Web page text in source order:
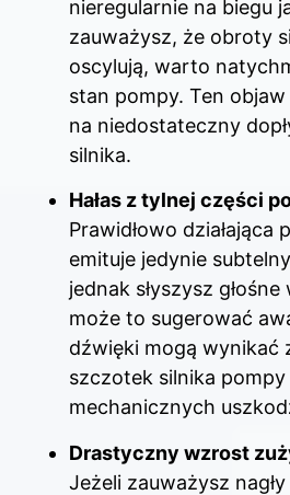
nieregularnie na biegu
zauważysz, że obroty
oscylują, warto
stan pompy. Ten
na niedostateczny
silnika.
Hałas z tylnej części
Prawidłowo działająca
emituje jedynie
jednak słyszysz
może to sugerować
dźwięki mogą wynikać
szczotek silnika pompy
mechanicznych
Drastyczny wzrost
Jeżeli zauważysz